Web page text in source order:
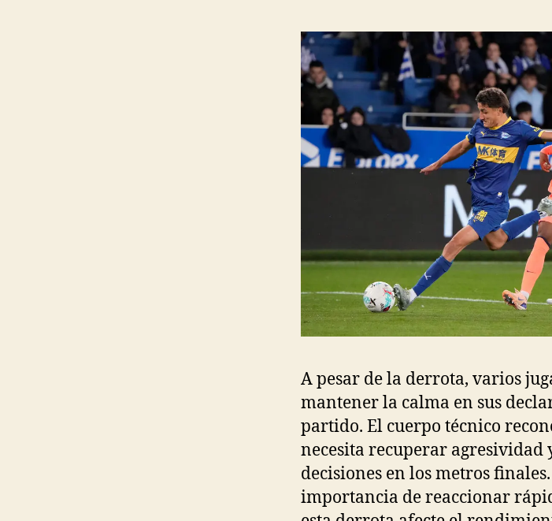
A pesar de la derrota, varios
mantener la calma en sus
partido. El cuerpo técnico
necesita recuperar agresividad
decisiones en los metros
importancia de reaccionar